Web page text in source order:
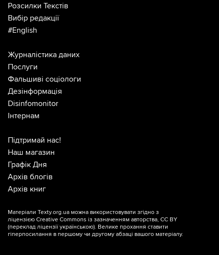
Розсилки Текстів
Вибір редакції
#English
Журналістика даних
Послуги
Фальшиві соціологи
Дезінформація
Disinfomonitor
Інтернам
Підтримай нас!
Наш магазин
Графік Дня
Архів блогів
Архів книг
Матеріали Texty.org.ua можна використовувати згідно з
ліцензією Creative Commons із зазначенням авторства, CC BY
(переклад ліцензії українською). Велике прохання ставити
гіперпосилання в першому чи другому абзаці вашого матеріалу.